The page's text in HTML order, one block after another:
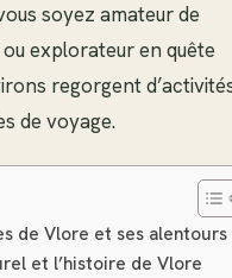
soyez amateur de
explorateur en quête
regorgent
de voyage.
de Vlore et ses alentours
et l’histoire de Vlore